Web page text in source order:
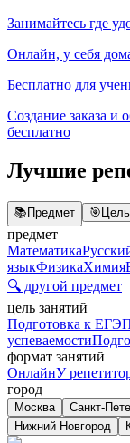
Занимайтесь где
Онлайн, у себя
Бесплатно для
Создание заказа и
бесплатно
Лучшие
📚Предмет 🎯Цель
предмет
Математика
языкФизикаХимия
🔍 другой предмет
цель занятий
Подготовка к ЕГЭ
успеваемости
формат занятий
ОнлайнУ
город
Москва Санкт-
Нижний Новгород